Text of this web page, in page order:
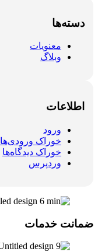
دسته‌ها
معنویات
وبلاگ
اطلاعات
ورود
خوراک ورودی‌ها
خوراک دیدگاه‌ها
وردپرس
ضمانت خدمات